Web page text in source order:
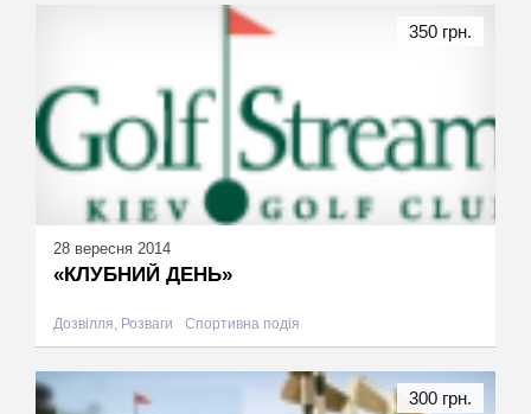
28 вересня 2014
«КЛУБНИЙ ДЕНЬ»
Дозвілля, Розваги Спортивна подія
350 грн.
300 грн.